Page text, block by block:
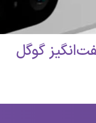
گوگل